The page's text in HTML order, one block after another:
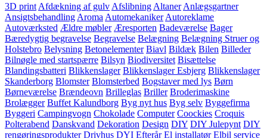
3D print Afdækning af gulv Afslibning Altaner Anlægsgartner
Ansigtsbehandling Aroma Automekaniker Autoreklame
Autoværksted Ældre møbler Æresporten Badeværelse Bager
Bæredygtig begravelse Begravelse Belægning Belægning Struer og
Holstebro Belysning Betonelementer Biavl Bildæk Bilen Billeder
Bilnøgle med startspærre Bilsyn Biodiversitet Bisættelse
Blandingsbatteri Blikkenslager Blikkenslager Esbjerg Blikkenslager
Skanderborg Blomster Blomsterbed Bogstaver med lys Børn
Børneværelse Brændeovn Brilleglas Briller Broderimaskine
Brolægger Buffet Kalundborg Byg nyt hus Byg selv Byggefirma
Byggeri Campingvogn Chokolade Computer Coockies Croquis
Polterabend Danskvand Dekoration Design DIY DIY Julepynt DIY
rengøringsprodukter Drivhus DYI Efterår El installatør Elbil service